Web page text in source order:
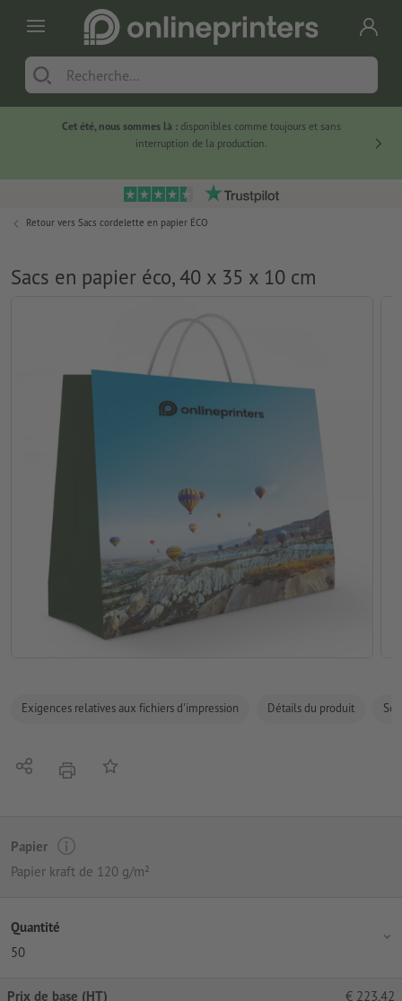
Cet été, nous sommes là :disponibles comme toujours et sans
interruption de la production.
Retour vers Sacs cordelette en papier ÉCO
Sacs en papier éco, 40 x 35 x 10 cm
Exigences relatives aux fichiers d'impression Détails du produit
PartagerimprimerAjouter à liste d'article
Papier
Papier kraft de 120 g/m²
Quantité
50
Prix de base (HT) € 223,42